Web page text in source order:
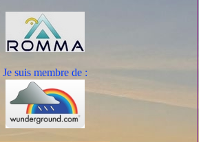
Je suis membre de :